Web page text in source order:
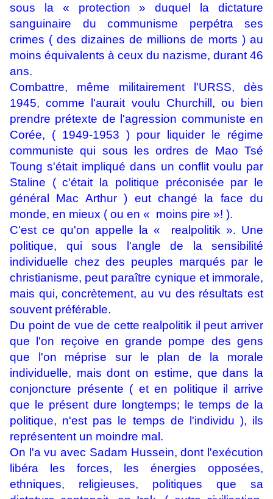
sous la « protection » duquel la dictature
sanguinaire du communisme perpétra ses
crimes ( des dizaines de millions de morts ) au
moins équivalents à ceux du nazisme, durant 46
ans.
Combattre, même militairement l'URSS, dès
1945, comme l'aurait voulu Churchill, ou bien
prendre prétexte de l'agression communiste en
Corée, ( 1949-1953 ) pour liquider le régime
communiste qui sous les ordres de Mao Tsé
Toung s'était impliqué dans un conflit voulu par
Staline ( c'était la politique préconisée par le
général Mac Arthur ) eut changé la face du
monde, en mieux ( ou en « moins pire »! ).
C'est ce qu'on appelle la « realpolitik ». Une
politique, qui sous l'angle de la sensibilité
individuelle chez des peuples marqués par le
christianisme, peut paraître cynique et immorale,
mais qui, concrètement, au vu des résultats est
souvent préférable.
Du point de vue de cette realpolitik il peut arriver
que l'on reçoive en grande pompe des gens
que l'on méprise sur le plan de la morale
individuelle, mais dont on estime, que dans la
conjoncture présente ( et en politique il arrive
que le présent dure longtemps; le temps de la
politique, n'est pas le temps de l'individu ), ils
représentent un moindre mal.
On l'a vu avec Sadam Hussein, dont l'exécution
libéra les forces, les énergies opposées,
ethniques, religieuses, politiques que sa